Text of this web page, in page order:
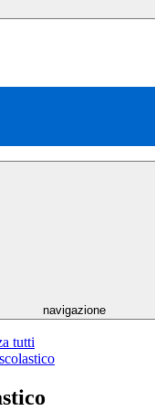
navigazione
tutti